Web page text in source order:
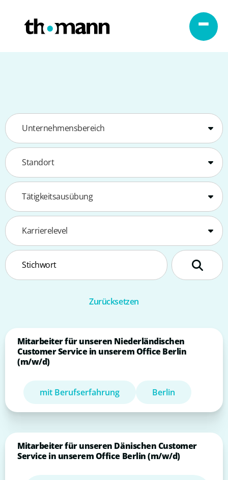
Unternehmensbereich
Karrierelevel
Standort
Tätigkeitsausübung
Mitarbeiter für unseren Niederländischen
Customer Service in unserem Office Berlin
(m/w/d)
mit Berufserfahrung Berlin
Mitarbeiter für unseren Dänischen Customer
Service in unserem Office Berlin (m/w/d)